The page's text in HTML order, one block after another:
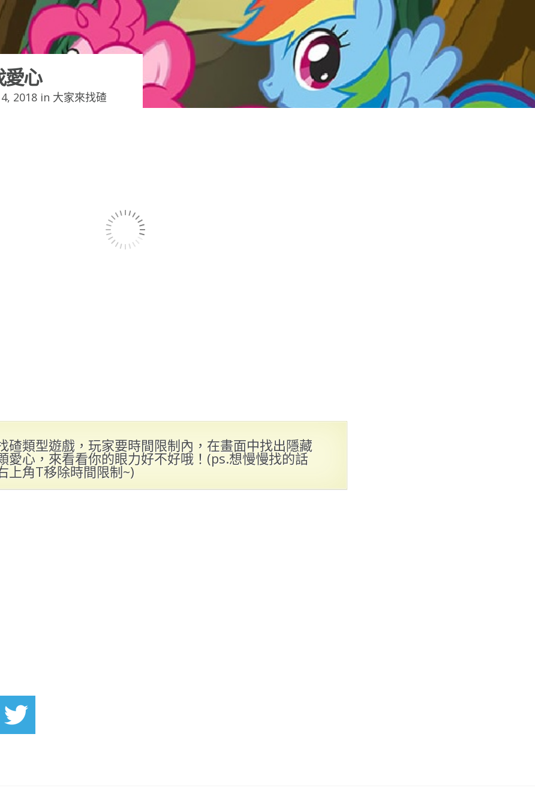
心
2018 in 大家來找碴
碴類型遊戲，玩家要時間限制內，在畫面中找出隱藏
愛心，來看看你的眼力好不好哦！(ps.想慢慢找的話
上角T移除時間限制~)